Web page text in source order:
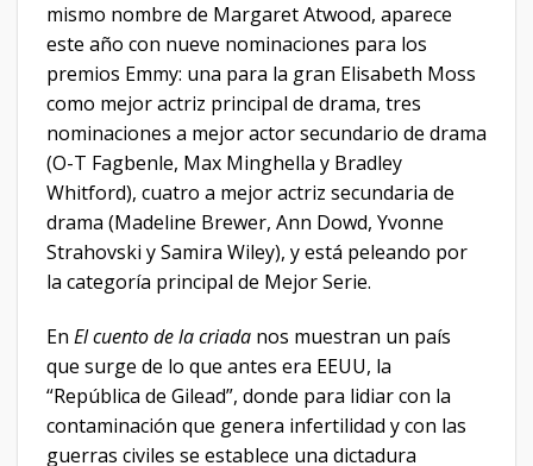
mismo nombre de Margaret Atwood, aparece
este año con nueve nominaciones para los
premios Emmy: una para la gran Elisabeth Moss
como mejor actriz principal de drama, tres
nominaciones a mejor actor secundario de drama
(O-T Fagbenle, Max Minghella y Bradley
Whitford), cuatro a mejor actriz secundaria de
drama (Madeline Brewer, Ann Dowd, Yvonne
Strahovski y Samira Wiley), y está peleando por
la categoría principal de Mejor Serie.
En El cuento de la criada nos muestran un país
que surge de lo que antes era EEUU, la
“República de Gilead”, donde para lidiar con la
contaminación que genera infertilidad y con las
guerras civiles se establece una dictadura